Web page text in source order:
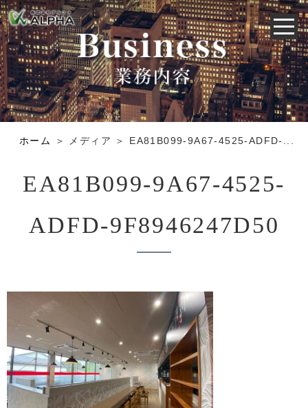
ホーム ＞ メディア ＞ EA81B099-9A67-4525-ADFD-...
EA81B099-9A67-4525-
ADFD-9F8946247D50